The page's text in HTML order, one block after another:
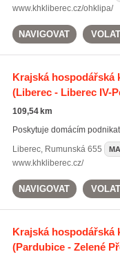
www.khkliberec.cz/ohklipa/
NAVIGOVAT VOLAT
Krajská hospodářská
(Liberec - Liberec IV-
109,54 km
Poskytuje domácím
Liberec, Rumunská 655
www.khkliberec.cz/
NAVIGOVAT VOLAT
Krajská hospodářská
(Pardubice - Zelené